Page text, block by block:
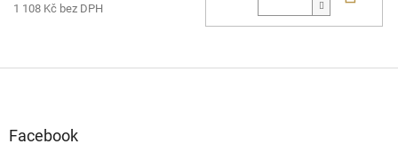
1 108 Kč bez DPH
Facebook